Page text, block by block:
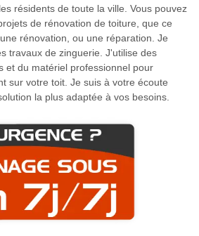
résidents de toute la ville. Vous pouvez
de rénovation de toiture, que ce
rénovation, ou une réparation. Je
travaux de zinguerie. J'utilise des
et du matériel professionnel pour
sur votre toit. Je suis à votre écoute
la plus adaptée à vos besoins.